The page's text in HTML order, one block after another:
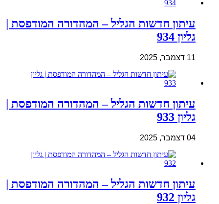
עיתון חדשות הגליל – המהדורה המודפסת |
גליון 934
11 דצמבר, 2025
עיתון חדשות הגליל – המהדורה המודפסת |
גליון 933
04 דצמבר, 2025
עיתון חדשות הגליל – המהדורה המודפסת |
גליון 932